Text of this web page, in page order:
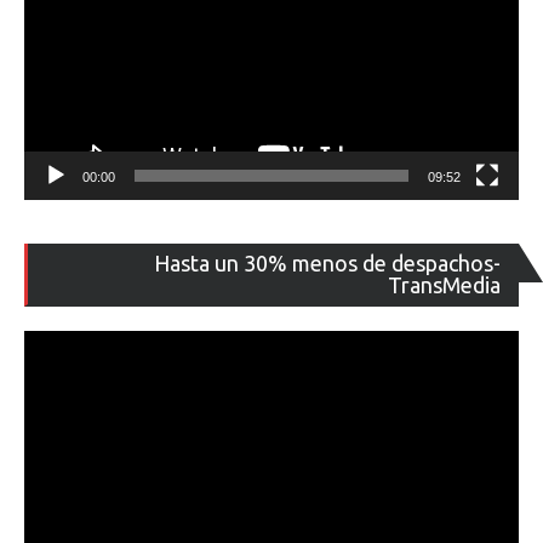
00:00 09:52
Hasta un 30% menos de despachos-
TransMedia
de